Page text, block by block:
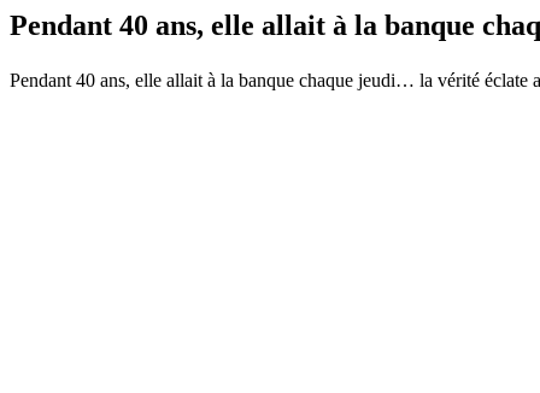
Pendant 40 ans, elle allait à la banque
Pendant 40 ans, elle allait à la banque chaque jeudi… la vérité éclate